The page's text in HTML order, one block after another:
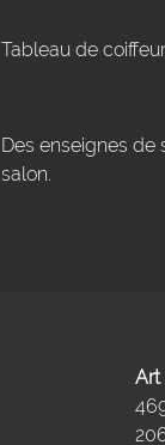
Tableau de
Des enseignes
salon.
Art